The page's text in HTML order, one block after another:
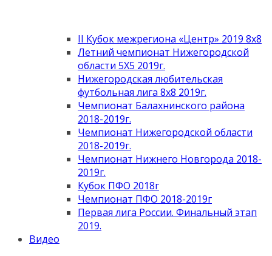
II Кубок межрегиона «Центр» 2019 8х8
Летний чемпионат Нижегородской
области 5Х5 2019г.
Нижегородская любительская
футбольная лига 8х8 2019г.
Чемпионат Балахнинского района
2018-2019г.
Чемпионат Нижегородской области
2018-2019г.
Чемпионат Нижнего Новгорода 2018-
2019г.
Кубок ПФО 2018г
Чемпионат ПФО 2018-2019г
Первая лига России. Финальный этап
2019.
Видео